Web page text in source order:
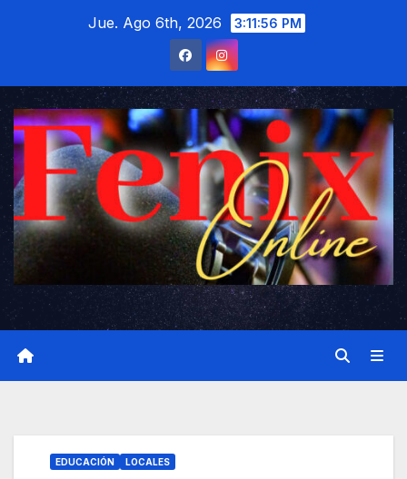
Jue. Ago 6th, 2026 3:11:58 PM
EDUCACIÓN LOCALES